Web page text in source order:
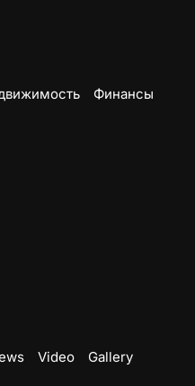
Финансы
Video
Gallery